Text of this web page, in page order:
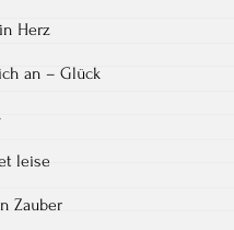
Herz
an – Glück
leise
Zauber